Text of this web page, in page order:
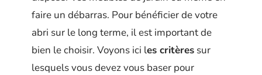
faire un débarras. Pour bénéficier de votre
abri sur le long terme, il est important de
bien le choisir. Voyons ici les critères sur
lesquels vous devez vous baser pour